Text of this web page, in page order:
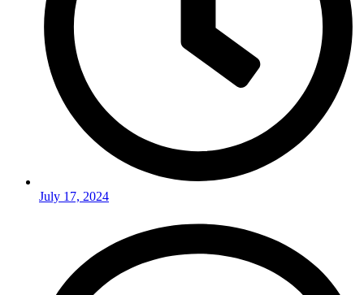
July 17, 2024